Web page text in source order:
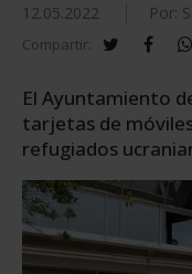
12.05.2022 Por:
Compartir: twitter
El Ayuntamiento
tarjetas de
refugiados